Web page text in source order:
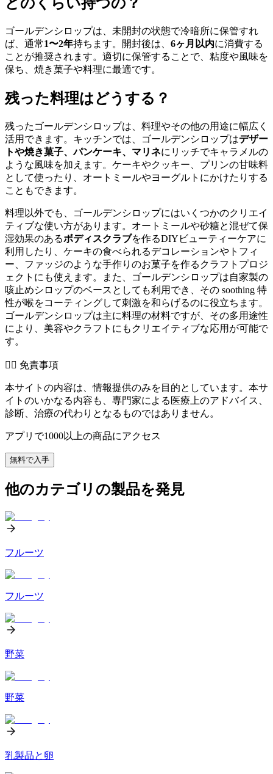
ゴールデンシロップは、未開封の状態で冷暗所に保管すれ
ば、通常1〜2年持ちます。開封後は、 6ヶ月以内に消費する
ことが推奨されます。適切に保管することで、粘度や風味を
保ち、焼き菓子や料理に最適です。
残った料理はどうする？
残ったゴールデンシロップは、料理やその他の用途に幅広く
活用できます。キッチンでは、ゴールデンシロップはデザー
トや焼き菓子、パンケーキ、マリネにリッチでキャラメルの
ような風味を加えます。ケーキやクッキー、プリンの甘味料
として使ったり、オートミールやヨーグルトにかけたりする
こともできます。
料理以外でも、ゴールデンシロップにはいくつかのクリエイ
ティブな使い方があります。オートミールや砂糖と混ぜて保
湿効果のあるボディスクラブを作るDIYビューティーケアに
利用したり、ケーキの食べられるデコレーションやトフィ
ー、ファッジのような手作りのお菓子を作るクラフトプロジ
ェクトにも使えます。また、ゴールデンシロップは自家製の
咳止めシロップのベースとしても利用でき、その soothing 特
性が喉をコーティングして刺激を和らげるのに役立ちます。
ゴールデンシロップは主に料理の材料ですが、その多用途性
により、美容やクラフトにもクリエイティブな応用が可能で
す。
👨‍⚕️️ 免責事項
本サイトの内容は、情報提供のみを目的としています。本サ
イトのいかなる内容も、専門家による医療上のアドバイス、
診断、治療の代わりとなるものではありません。
アプリで1000以上の商品にアクセス
無料で入手
他のカテゴリの製品を発見
フルーツ
フルーツ
野菜
野菜
乳製品と卵